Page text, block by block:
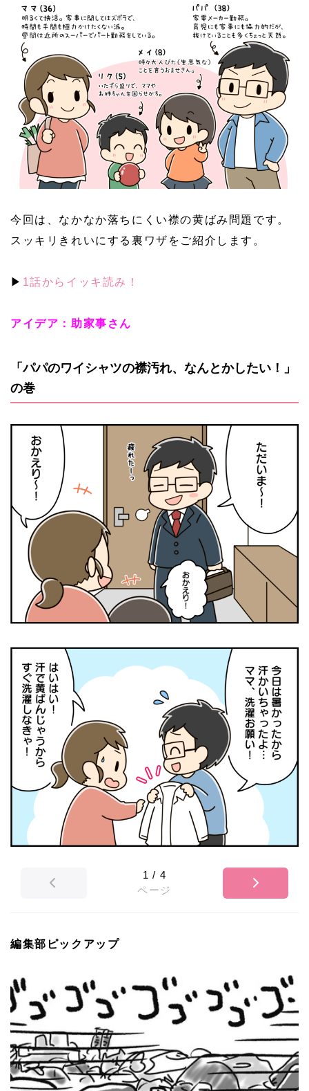
今回は、なかなか落ちにくい襟の黄ばみ問題です。
スッキリきれいにする裏ワザをご紹介します。
▶ 1話からイッキ読み！
アイデア：助家事さん
「パパのワイシャツの襟汚れ、なんとかしたい！」
の巻
1 / 4
ページ
編集部ピックアップ